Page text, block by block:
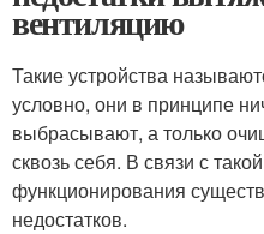
вентиляцию
Такие устройства
условно, они в принципе
выбрасывают, а только
сквозь себя. В связи с
функционирования
недостатков.